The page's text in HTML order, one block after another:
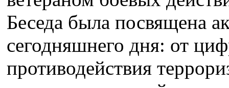
Беседа была посвящена
сегодняшнего дня: от
противодействия